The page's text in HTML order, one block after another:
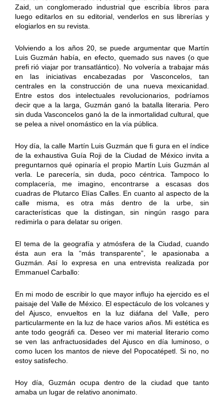
Zaid, un conglomerado industrial que escribía libros para
luego editarlos en su editorial, venderlos en sus librerías y
elogiarlos en su revista.
Volviendo a los años 20, se puede argumentar que Martín
Luis Guzmán había, en efecto, quemado sus naves (o que
prefi rió viajar por transatlántico). No volvería a trabajar más
en las iniciativas encabezadas por Vasconcelos, tan
centrales en la construcción de una nueva mexicanidad.
Entre estos dos intelectuales revolucionarios, podríamos
decir que a la larga, Guzmán ganó la batalla literaria. Pero
sin duda Vasconcelos ganó la de la inmortalidad cultural, que
se pelea a nivel onomástico en la vía pública.
Hoy día, la calle Martín Luis Guzmán que fi gura en el índice
de la exhaustiva Guía Roji de la Ciudad de México invita a
preguntarnos qué opinaría el propio Martín Luis Guzmán al
verla. Le parecería, sin duda, poco céntrica. Tampoco lo
complacería, me imagino, encontrarse a escasas dos
cuadras de Plutarco Elías Calles. En cuanto al aspecto de la
calle misma, es otra más dentro de la urbe, sin
características que la distingan, sin ningún rasgo para
redimirla o para delatar su origen.
El tema de la geografía y atmósfera de la Ciudad, cuando
ésta aun era la “más transparente”, le apasionaba a
Guzmán. Así lo expresa en una entrevista realizada por
Emmanuel Carballo:
En mi modo de escribir lo que mayor influjo ha ejercido es el
paisaje del Valle de México. El espectáculo de los volcanes y
del Ajusco, envueltos en la luz diáfana del Valle, pero
particularmente en la luz de hace varios años. Mi estética es
ante todo geográfi ca. Deseo ver mi material literario como
se ven las anfractuosidades del Ajusco en día luminoso, o
como lucen los mantos de nieve del Popocatépetl. Si no, no
estoy satisfecho.
Hoy día, Guzmán ocupa dentro de la ciudad que tanto
amaba un lugar de relativo anonimato.